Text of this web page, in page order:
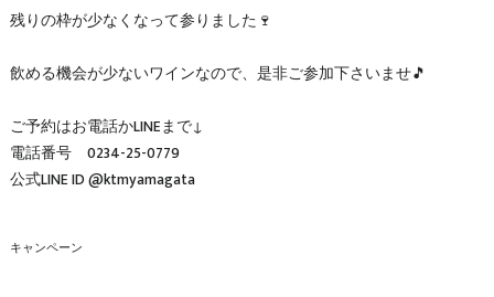
残りの枠が少なくなって参りました🍷
飲める機会が少ないワインなので、是非ご参加下さいませ🎵
ご予約はお電話かLINEまで↓
電話番号 0234-25-0779
公式LINE ID @ktmyamagata
キャンペーン